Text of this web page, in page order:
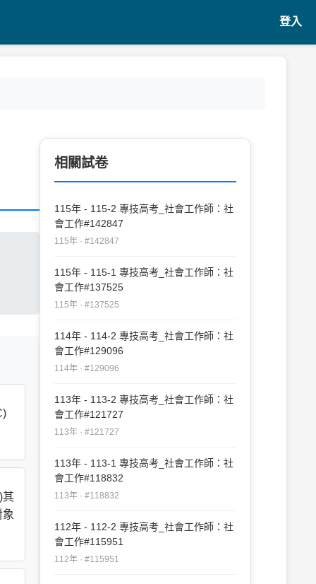
登入
其
相關試卷
115年 - 115-2 專技高考_社會工作師：社
會工作#142847
115年 · #142847
115年 - 115-1 專技高考_社會工作師：社
會工作#137525
115年 · #137525
114年 - 114-2 專技高考_社會工作師：社
會工作#129096
114年 · #129096
113年 - 113-2 專技高考_社會工作師：社
會工作#121727
113年 · #121727
113年 - 113-1 專技高考_社會工作師：社
會工作#118832
113年 · #118832
112年 - 112-2 專技高考_社會工作師：社
會工作#115951
112年 · #115951